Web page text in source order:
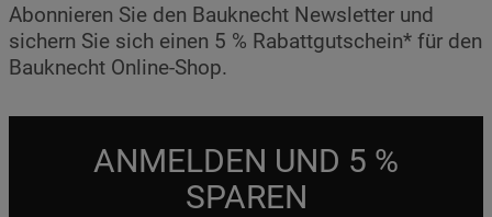
Abonnieren Sie den Bauknecht Newsletter und
sichern Sie sich einen 5 % Rabattgutschein* für den
Bauknecht Online-Shop.
ANMELDEN UND 5 %
SPAREN